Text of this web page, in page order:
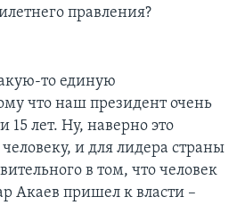
правления?
то единую
что наш президент очень
15 лет. Ну, наверно это
и для лидера страны
в том, что человек
Акаев пришел к власти –